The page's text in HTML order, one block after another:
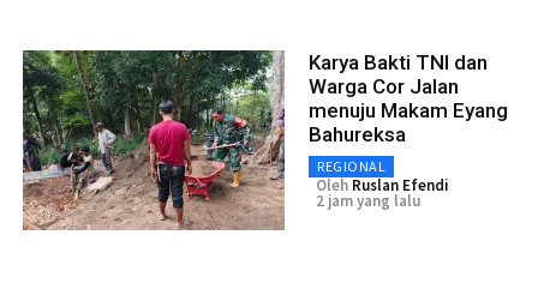
Karya Bakti TNI dan
Warga Cor Jalan
menuju Makam Eyang
Bahureksa
REGIONAL
Oleh Ruslan Efendi
2 jam yang lalu